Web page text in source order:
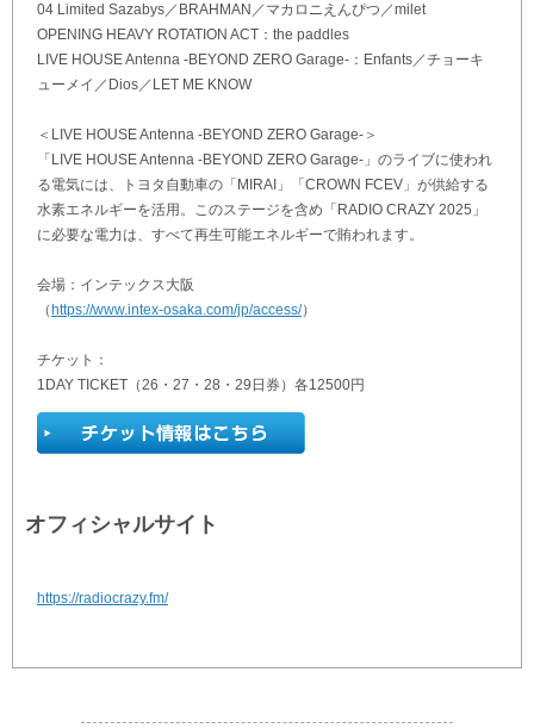
04 Limited Sazabys／BRAHMAN／マカロニえんぴつ／milet
OPENING HEAVY ROTATION ACT：the paddles
LIVE HOUSE Antenna -BEYOND ZERO Garage-：Enfants／チョーキ
ューメイ／Dios／LET ME KNOW
＜LIVE HOUSE Antenna -BEYOND ZERO Garage-＞
「LIVE HOUSE Antenna -BEYOND ZERO Garage-」のライブに使われ
る電気には、トヨタ自動車の「MIRAI」「CROWN FCEV」が供給する
水素エネルギーを活用。このステージを含め「RADIO CRAZY 2025」
に必要な電力は、すべて再生可能エネルギーで賄われます。
会場：インテックス大阪
（ https://www.intex-osaka.com/jp/access/）
チケット：
1DAY TICKET（26・27・28・29日券）各12500円
オフィシャルサイト
https://radiocrazy.fm/